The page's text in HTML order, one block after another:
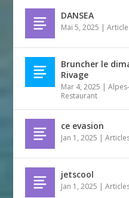
DANSEA
Mai 5, 2025 |
Bruncher le
Rivage
Mar 4, 2025 |
Restaurant
ce evasion
Jan 1, 2025 |
jetscool
Jan 1, 2025 |